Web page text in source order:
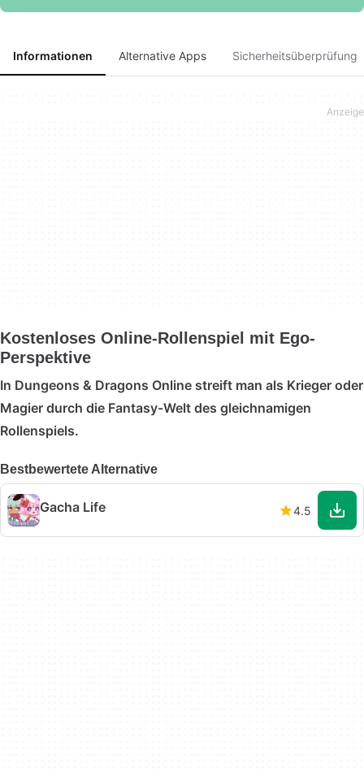
Informationen Alternative Apps Sicherheitsüberprüfung
Kostenloses Online-Rollenspiel mit Ego-
Perspektive
In Dungeons & Dragons Online streift man als Krieger oder
Magier durch die Fantasy-Welt des gleichnamigen
Rollenspiels.
Bestbewertete Alternative
Gacha Life 4.5